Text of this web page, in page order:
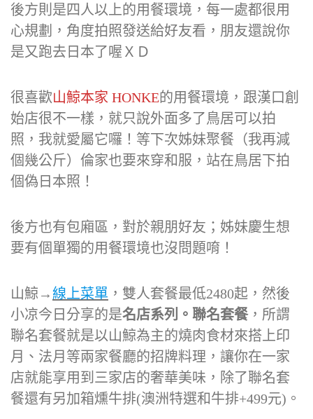
後方則是四人以上的用餐環境，每一處都很用
心規劃，角度拍照發送給好友看，朋友還說你
很喜歡山鯨本家 HONKE的用餐環境，跟漢口創
始店很不一樣，就只說外面多了鳥居可以拍
照，我就愛屬它囉！等下次姊妹聚餐（我再減
個幾公斤）倫家也要來穿和服，站在鳥居下拍
後方也有包廂區，對於親朋好友；姊妹慶生想
山鯨→ 線上菜單，雙人套餐最低2480起，然後
小凉今日分享的是名店系列。聯名套餐，所謂
聯名套餐就是以山鯨為主的燒肉食材來搭上印
月、法月等兩家餐廳的招牌料理，讓你在一家
店就能享用到三家店的奢華美味，除了聯名套